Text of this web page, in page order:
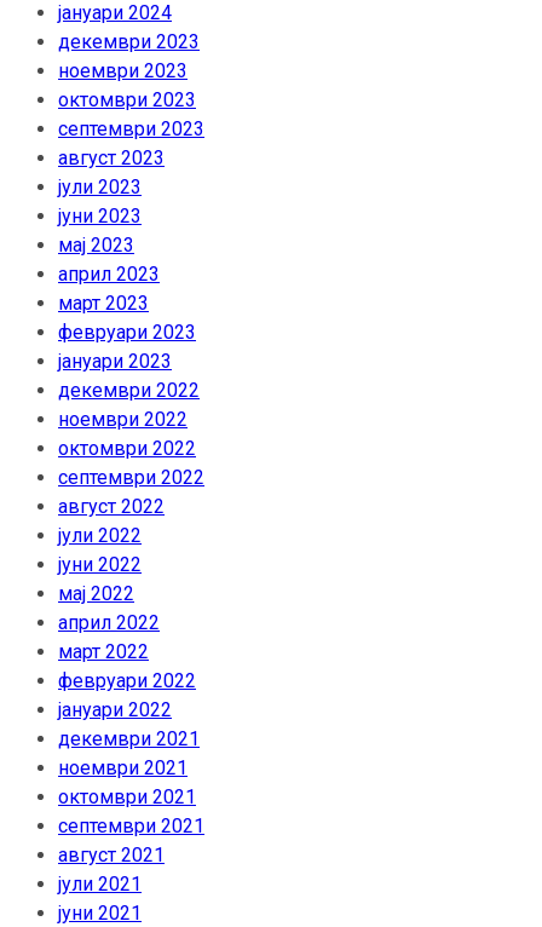
јануари 2024
декември 2023
ноември 2023
октомври 2023
септември 2023
август 2023
јули 2023
јуни 2023
мај 2023
април 2023
март 2023
февруари 2023
јануари 2023
декември 2022
ноември 2022
октомври 2022
септември 2022
август 2022
јули 2022
јуни 2022
мај 2022
април 2022
март 2022
февруари 2022
јануари 2022
декември 2021
ноември 2021
октомври 2021
септември 2021
август 2021
јули 2021
јуни 2021